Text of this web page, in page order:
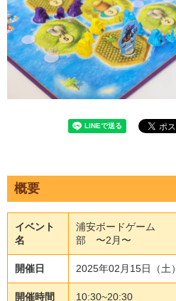
概要
イベント
名
浦安ボードゲーム
部 〜2月〜
開催日 2025年02月15日（土）
開催時間 10:30~20:30